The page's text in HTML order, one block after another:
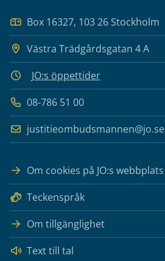
Box 16327, 103 26 Stockholm
Västra Trädgårdsgatan 4 A
JO:s öppettider
08-786 51 00
justitieombudsmannen@jo.se
Om cookies på JO:s webbplats
Teckenspråk
Om tillgänglighet
Text till tal